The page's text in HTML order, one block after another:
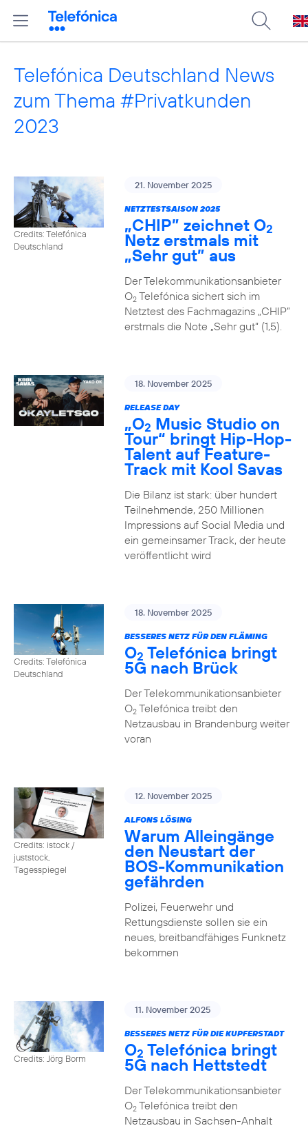
Telefónica Deutschland News
zum Thema #Privatkunden
2023
Credits: Telefónica
Deutschland
21. November 2025
NETZTESTSAISON 2025
„CHIP” zeichnet O2
Netz erstmals mit
„Sehr gut” aus
Der Telekommunikationsanbieter
O2Telefónica sichert sich im
Netztest des Fachmagazins „CHIP”
erstmals die Note „Sehr gut“ (1,5).
18. November 2025
RELEASE DAY
„O2 Music Studio on
Tour“ bringt Hip-Hop-
Talent auf Feature-
Track mit Kool Savas
Die Bilanz ist stark: über hundert
Teilnehmende, 250 Millionen
Impressions auf Social Media und
ein gemeinsamer Track, der heute
veröffentlicht wird
Credits: Telefónica
Deutschland
18. November 2025
BESSERES NETZ FÜR DEN FLÄMING
O2 Telefónica bringt
5G nach Brück
Der Telekommunikationsanbieter
O2Telefónica treibt den
Netzausbau in Brandenburg weiter
voran
Credits: istock /
juststock,
Tagesspiegel
12. November 2025
ALFONS LÖSING
Warum Alleingänge
den Neustart der
BOS-Kommunikation
gefährden
Polizei, Feuerwehr und
Rettungsdienste sollen sie ein
neues, breitbandfähiges Funknetz
bekommen
Credits: Jörg Borm
11. November 2025
BESSERES NETZ FÜR DIE KUPFERSTADT
O2 Telefónica bringt
5G nach Hettstedt
Der Telekommunikationsanbieter
O2Telefónica treibt den
Netzausbau in Sachsen-Anhalt